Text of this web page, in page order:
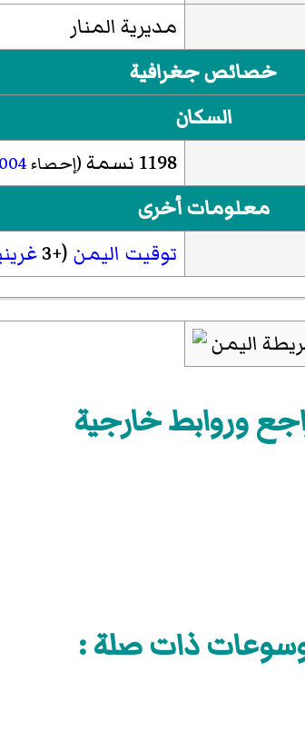
مديرية المنار
خصائص جغرافية
السكان
1198 نسمة (إحصاء
معلومات أخرى
توقيت اليمن (+3
وروابط خارجية
ذات صلة :